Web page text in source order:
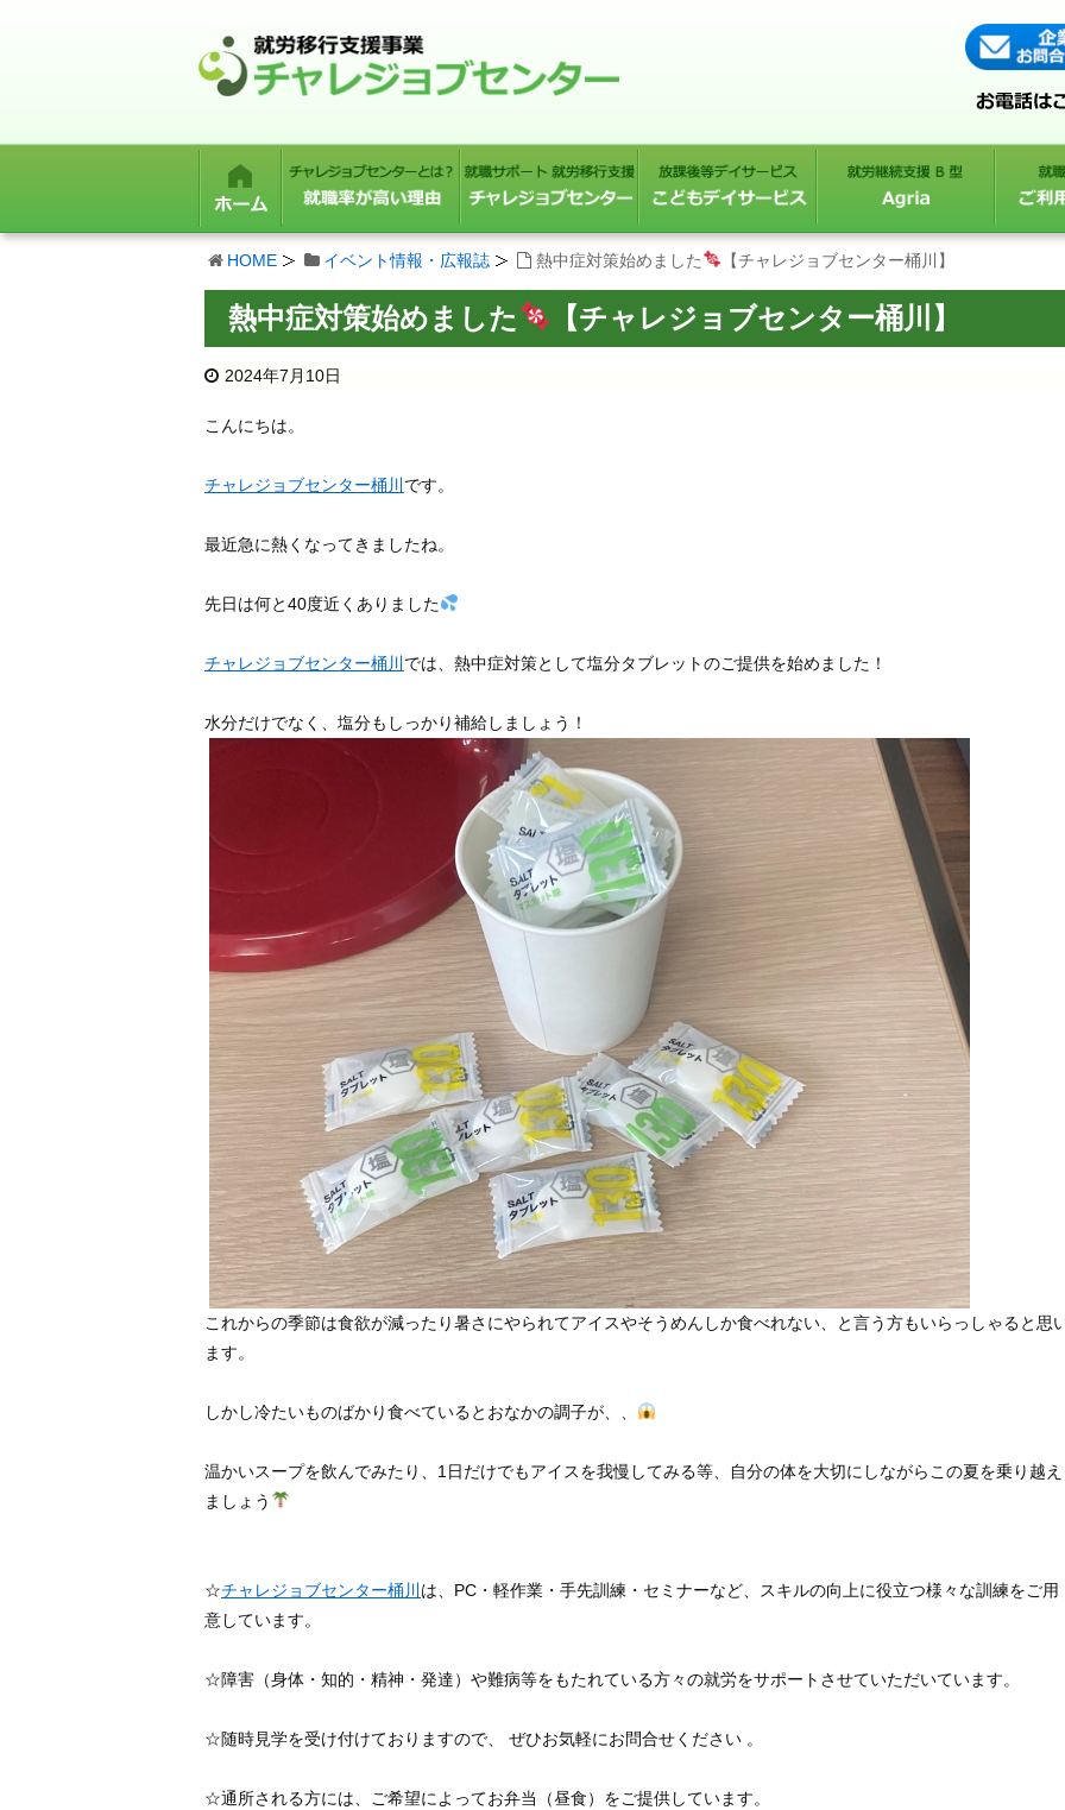
HOME イベント情報・広報誌 熱中症対策始めました 【チャレジョブセンター桶川】
熱中症対策始めました 【チャレジョブセンター桶川】
2024年7月10日
こんにちは。
チャレジョブセンター桶川です。
最近急に熱くなってきましたね。
先日は何と40度近くありました
チャレジョブセンター桶川では、熱中症対策として塩分タブレットのご提供を始めました！
水分だけでなく、塩分もしっかり補給しましょう！
これからの季節は食欲が減ったり暑さにやられてアイスやそうめんしか食べれない、と言う方もいらっしゃると思
ます。
しかし冷たいものばかり食べているとおなかの調子が、、
温かいスープを飲んでみたり、1日だけでもアイスを我慢してみる等、自分の体を大切にしながらこの夏を乗り越え
ましょう
☆チャレジョブセンター桶川は、PC・軽作業・手先訓練・セミナーなど、スキルの向上に役立つ様々な訓練をご用
意しています。
☆障害（身体・知的・精神・発達）や難病等をもたれている方々の就労をサポートさせていただいています。
☆随時見学を受け付けておりますので、 ぜひお気軽にお問合せください 。
☆通所される方には、ご希望によってお弁当（昼食）をご提供しています。